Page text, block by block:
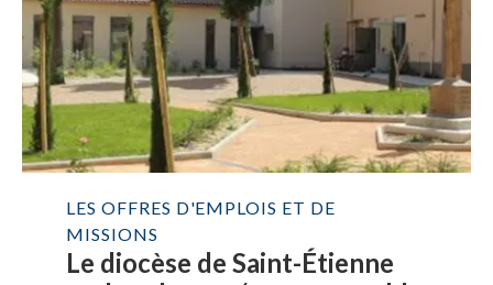
LES OFFRES D'EMPLOIS ET DE
MISSIONS
Le diocèse de Saint-Étienne